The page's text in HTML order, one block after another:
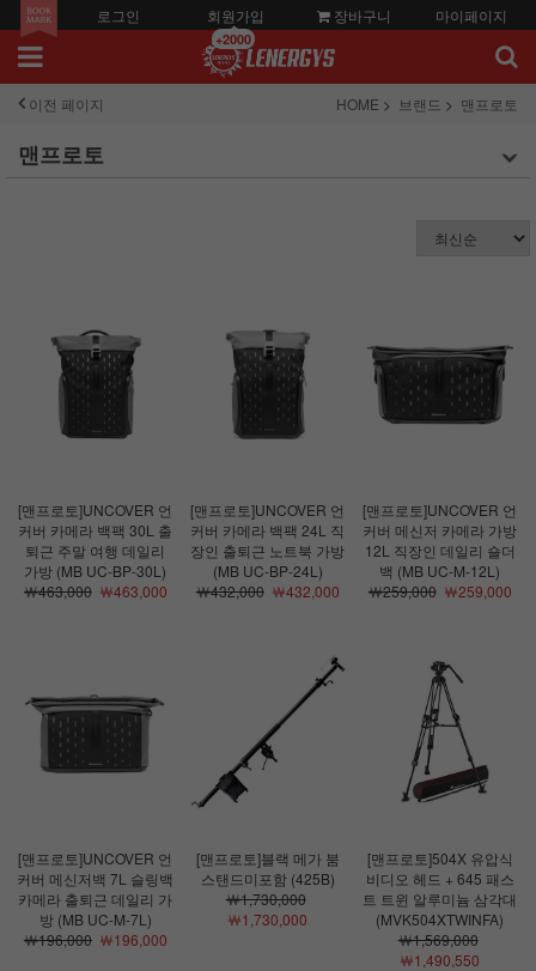
로그인 회원가입
+2000
장바구니 마이페이지
이전 페이지 HOME 브랜드 맨프로토
맨프로토
[맨프로토]UNCOVER 언
커버 카메라 백팩 30L 출
퇴근 주말 여행 데일리
가방 (MB UC-BP-30L)
￦463,000￦463,000
[맨프로토]UNCOVER 언
커버 카메라 백팩 24L 직
장인 출퇴근 노트북 가방
(MB UC-BP-24L)
￦432,000￦432,000
[맨프로토]UNCOVER 언
커버 메신저 카메라 가방
12L 직장인 데일리 숄더
백 (MB UC-M-12L)
￦259,000￦259,000
[맨프로토]UNCOVER 언
커버 메신저백 7L 슬링백
카메라 출퇴근 데일리 가
방 (MB UC-M-7L)
￦196,000￦196,000
[맨프로토]블랙 메가 붐
스탠드미포함 (425B)
￦1,730,000
￦1,730,000
[맨프로토]504X 유압식
비디오 헤드 + 645 패스
트 트윈 알루미늄 삼각대
(MVK504XTWINFA)
￦1,569,000
￦1,490,550